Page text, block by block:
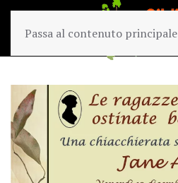
Passa al contenuto principale